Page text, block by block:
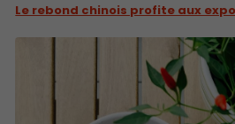
Le rebond chinois profite aux